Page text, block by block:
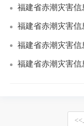
福建省赤潮灾害信
福建省赤潮灾害信
福建省赤潮灾害信
福建省赤潮灾害信
<<